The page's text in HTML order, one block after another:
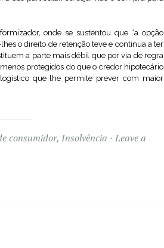
onde se sustentou que “a opção
o direito de retenção teve e continua a ter
a parte mais débil que por via de regra
protegidos do que o credor hipotecário
que lhe permite prever com maior
consumidor, Insolvência
Leave a